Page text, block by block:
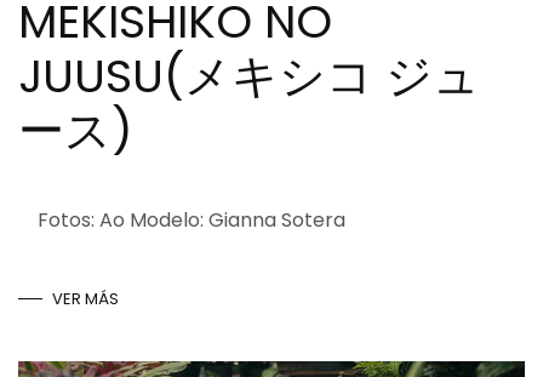
MEKISHIKO NO
JUUSU(メキシコ ジュ
ース)
Fotos: Ao Modelo: Gianna Sotera
VER MÁS